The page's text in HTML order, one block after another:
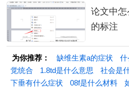
论文中
的标注
为你推荐： 缺维生素a的症状
觉统合
1.8td是什么意思 社会是
下垂有什么症状
08f是什么材料